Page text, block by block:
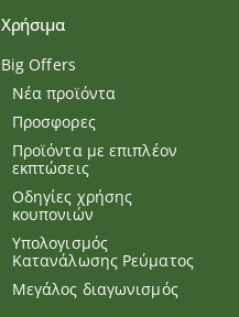
Χρήσιμα
Big Offers
Νέα προϊόντα
Προσφορες
Προϊόντα με επιπλέον
εκπτώσεις
Οδηγίες χρήσης
κουπονιών
Υπολογισμός
Κατανάλωσης Ρεύματος
Μεγάλος διαγωνισμός